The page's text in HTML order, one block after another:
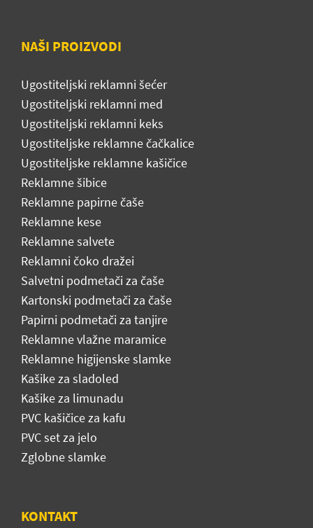
NAŠI PROIZVODI
Ugostiteljski reklamni šećer
Ugostiteljski reklamni med
Ugostiteljski reklamni keks
Ugostiteljske reklamne čačkalice
Ugostiteljske reklamne kašičice
Reklamne šibice
Reklamne papirne čaše
Reklamne kese
Reklamne salvete
Reklamni čoko dražei
Salvetni podmetači za čaše
Kartonski podmetači za čaše
Papirni podmetači za tanjire
Reklamne vlažne maramice
Reklamne higijenske slamke
Kašike za sladoled
Kašike za limunadu
PVC kašičice za kafu
PVC set za jelo
Zglobne slamke
KONTAKT